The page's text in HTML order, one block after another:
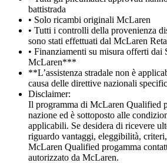
battistrada
• Solo ricambi originali McLaren
• Tutti i controlli della provenienza
sono stati effettuati dal McLaren
• Finanziamenti su misura offerti dai
McLaren***
**L’assistenza stradale non è
causa delle direttive nazionali
Disclaimer:
Il programma di McLaren Qualified
nazione ed è sottoposto alle
applicabili. Se desidera di ricevere
riguardo vantaggi, eleggibilità,
McLaren Qualified progamma
autorizzato da McLaren.